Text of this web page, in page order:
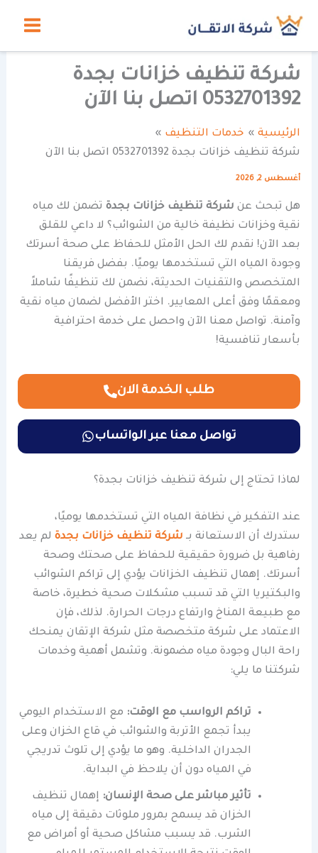
شركة تنظيف خزانات بجدة
0532701392 اتصل بنا الآن
الرئيسية
خدمات التنظيف
شركة تنظيف خزانات بجدة 0532701392 اتصل بنا الآن
أغسطس 2, 2026
هل تبحث عن شركة تنظيف خزانات بجدة تضمن لك مياه
نقية وخزانات نظيفة خالية من الشوائب؟ لا داعي للقلق
بعد الآن! نقدم لك الحل الأمثل للحفاظ على صحة أسرتك
وجودة المياه التي تستخدمها يوميًا. بفضل فريقنا
المتخصص والتقنيات الحديثة، نضمن لك تنظيفًا شاملاً
ومعقمًا وفق أعلى المعايير. اختر الأفضل لضمان مياه نقية
وآمنة. تواصل معنا الآن واحصل على خدمة احترافية
بأسعار تنافسية!
تواصل معنا عبر الواتساب
طلب الخدمة الان
لماذا تحتاج إلى شركة تنظيف خزانات بجدة؟
عند التفكير في نظافة المياه التي تستخدمها يوميًا،
ستدرك أن الاستعانة بـ شركة تنظيف خزانات بجدة لم يعد
رفاهية بل ضرورة حقيقية للحفاظ على صحتك وصحة
أسرتك. إهمال تنظيف الخزانات يؤدي إلى تراكم الشوائب
والبكتيريا التي قد تسبب مشكلات صحية خطيرة، خاصة
مع طبيعة المناخ وارتفاع درجات الحرارة. لذلك، فإن
الاعتماد على شركة متخصصة مثل شركة الإتقان يمنحك
راحة البال وجودة مياه مضمونة. وتشمل أهمية وخدمات
شركتنا ما يلي:
تراكم الرواسب مع الوقت: مع الاستخدام اليومي
يبدأ تجمع الأتربة والشوائب في قاع الخزان وعلى
الجدران الداخلية. وهو ما يؤدي إلى تلوث تدريجي
في المياه دون أن يلاحظ في البداية.
تأثير مباشر على صحة الإنسان: إهمال تنظيف
الخزان قد يسمح بمرور ملوثات دقيقة إلى مياه
الشرب. قد يسبب مشاكل صحية أو أمراض مع